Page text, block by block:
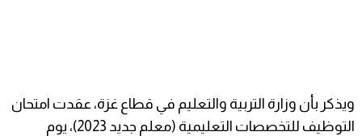
ويذكر بأن وزارة التربية والتعليم في قطاع غزة، عقدت امتحان
التوظيف للتخصصات التعليمية (معلم جديد 2023)، يوم